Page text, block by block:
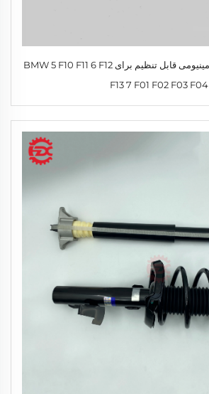
2 عدد بازوی جلویی آلومینیومی قابل تنظیم برای BMW 5 F10 F11 6 F12
F13 7 F01 F02 F03 F04